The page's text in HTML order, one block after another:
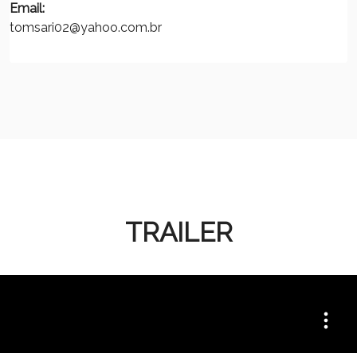
Email:
tomsari02@yahoo.com.br
TRAILER